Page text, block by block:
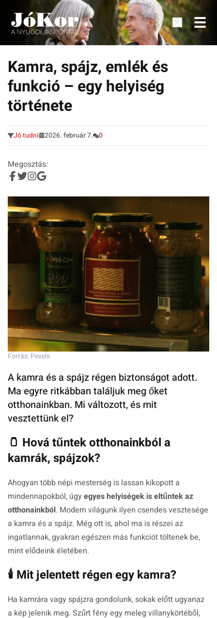
Tovább
tartalomra
Tudnivalók, érdekességek idősek számára.
Kamra, spájz, emlék és
funkció – egy helyiség
története
Jó tudni 2026. február 7. 0
Megosztás:
Forrás: Pexels
A kamra és a spájz régen biztonságot adott.
Ma egyre ritkábban találjuk meg őket
otthonainkban. Mi változott, és mit
vesztettünk el?
🫙 Hová tűntek otthonainkból a
kamrák, spájzok?
Ahogyan több népi mesterség is lassan kikopott a
mindennapokból, úgy egyes helyiségek is eltűntek az
otthonainkból. Modern világunk ilyen csendes vesztesége
a kamra és a spájz. Még ott is, ahol ma is részei az
ingatlannak, gyakran egészen más funkciót töltenek be,
mint elődeink életében.
🕯️ Mit jelentett régen egy kamra?
Ha kamrára vagy spájzra gondolunk, sokak előtt ugyanaz
a kép jelenik meg. Szűrt fény egy meleg villanykörtéből,